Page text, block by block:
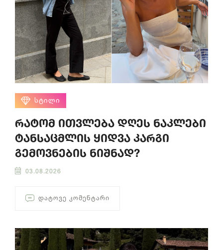
ᲡᲢᲘᲚᲘ
რატომ ითვლება დღეს ნაკლები
ტანსაცმლის ყიდვა კარგი
გემოვნების ნიშნად?
03.08.2026
ᲓᲐᲢᲝᲕᲔ ᲙᲝᲛᲔᲜᲢᲐᲠᲘ